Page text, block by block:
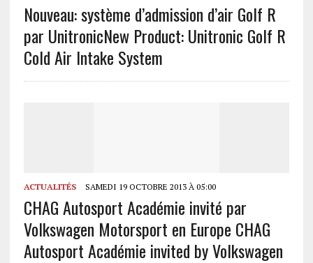
Nouveau: système d’admission d’air Golf R
par UnitronicNew Product: Unitronic Golf R
Cold Air Intake System
ACTUALITÉS SAMEDI 19 OCTOBRE 2013 À 05:00
CHAG Autosport Académie invité par
Volkswagen Motorsport en Europe CHAG
Autosport Académie invited by Volkswagen